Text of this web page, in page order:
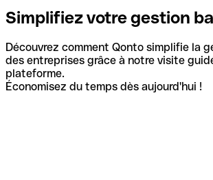
Simplifiez votre gestion
Découvrez comment Qonto simplifie la
des entreprises grâce à notre visite
plateforme.
Économisez du temps dès aujourd'hui !